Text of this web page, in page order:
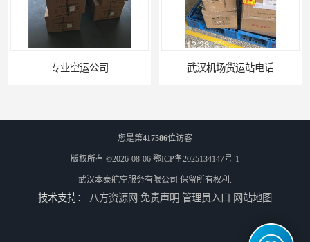
武汉机场货运站电话 西宁航空物流
您是第417586位访客
版权所有 ©2026-08-06 鄂ICP备2025134147号-1
武汉本泰航空服务有限公司 保留所有权利.
技术支持： 八方资源网 免责声明 管理员入口 网站地图